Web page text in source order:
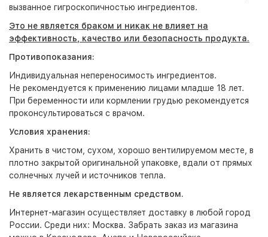
вызванное гигроскопичностью ингредиентов.
Это не является браком и никак не влияет на
эффективность, качество или безопасность продукта.
Противопоказания:
Индивидуальная непереносимость ингредиентов.
Не рекомендуется к применению лицами младше 18 лет.
При беременности или кормлении грудью рекомендуется
проконсультироваться с врачом.
Условия хранения:
Хранить в чистом, сухом, хорошо вентилируемом месте, в
плотно закрытой оригинальной упаковке, вдали от прямых
солнечных лучей и источников тепла.
Не является лекарственным средством.
Интернет-магазин осуществляет доставку в любой город
России. Среди них: Москва. Забрать заказ из магазина